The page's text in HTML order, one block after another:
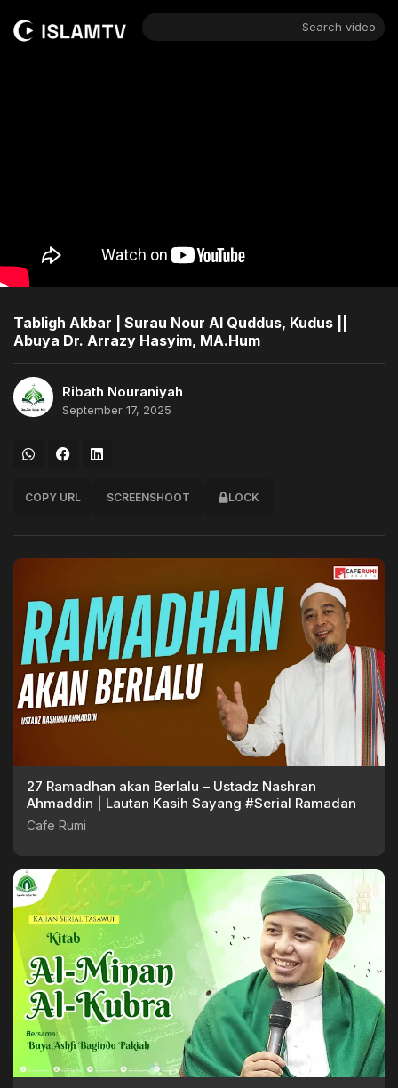
Search video
Tabligh Akbar | Surau Nour Al Quddus, Kudus ||
Abuya Dr. Arrazy Hasyim, MA.Hum
Ribath Nouraniyah
September 17, 2025
COPY URL SCREENSHOOT LOCK
27 Ramadhan akan Berlalu – Ustadz Nashran
Ahmaddin | Lautan Kasih Sayang #Serial Ramadan
Cafe Rumi